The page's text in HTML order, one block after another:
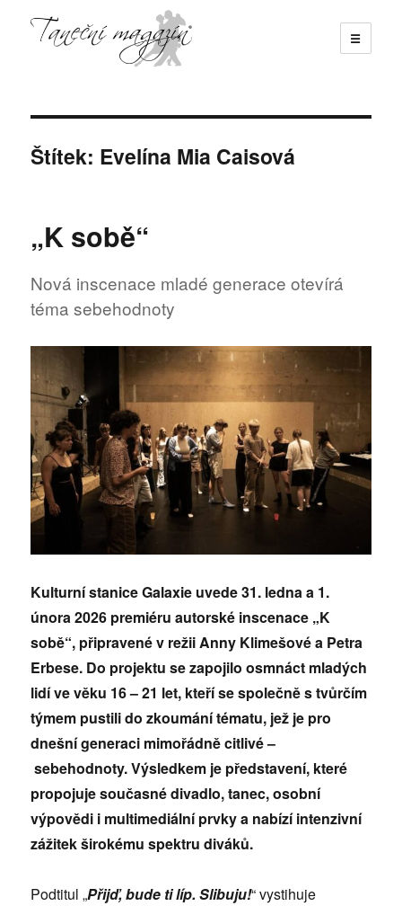
☰
Štítek: Evelína Mia Caisová
„K sobě“
Nová inscenace mladé generace otevírá
téma sebehodnoty
Kulturní stanice Galaxie uvede 31. ledna a 1.
února 2026 premiéru autorské inscenace „K
sobě“, připravené v režii Anny Klimešové a Petra
Erbese. Do projektu se zapojilo osmnáct mladých
lidí ve věku 16 – 21 let, kteří se společně s tvůrčím
týmem pustili do zkoumání tématu, jež je pro
dnešní generaci mimořádně citlivé –
sebehodnoty. Výsledkem je představení, které
propojuje současné divadlo, tanec, osobní
výpovědi i multimediální prvky a nabízí intenzivní
zážitek širokému spektru diváků.
Podtitul „Přijď, bude ti líp. Slibuju!“ vystihuje